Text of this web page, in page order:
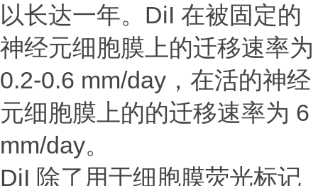
以长达一年。DiI 在被固定的
神经元细胞膜上的迁移速率为
0.2-0.6 mm/day，在活的神经
元细胞膜上的的迁移速率为 6
mm/day。
DiI 除了用于细胞膜荧光标记